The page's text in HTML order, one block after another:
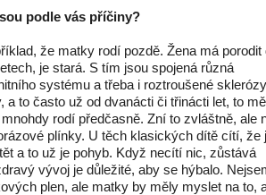
podle vás příčiny?
že matky rodí pozdě. Žena má porodit
je stará. S tím jsou spojená různá
systému a třeba i roztroušené
a to často už od dvanácti či třinácti let, to
rodí předčasně. Zní to zvláštně, ale
plínky. U těch klasických dítě cítí, že
a to už je pohyb. Když necítí nic, zůstává
vývoj je důležité, aby se hýbalo.
plen, ale matky by měly myslet na to,